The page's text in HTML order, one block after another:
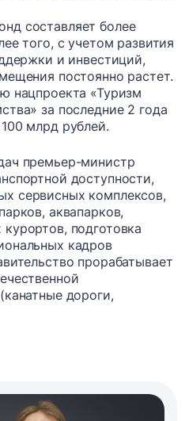
составляет более
того, с учетом развития
и инвестиций,
постоянно растет.
нацпроекта «Туризм
за последние 2 года
млрд рублей.
премьер-министр
доступности,
сервисных комплексов,
аквапарков,
подготовка
кадров
прорабатывает
дороги,